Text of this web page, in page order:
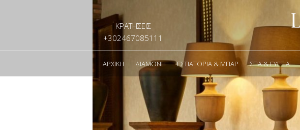
ΚΡΑΤΗΣΕΙΣ
+302467085111
ΑΡΧΙΚΉ ΔΙΑΜΟΝΉ ΕΣΤΙΑΤΌΡΙΑ & ΜΠΑΡ ΣΠΑ & ΕΥΕΞΊΑ